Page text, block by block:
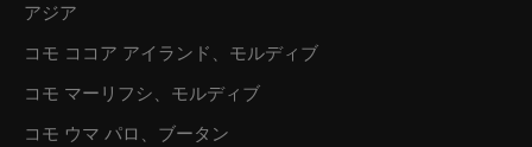
アジア
コモ ココア アイランド、モルディブ
コモ マーリフシ、モルディブ
コモ ウマ パロ、ブータン